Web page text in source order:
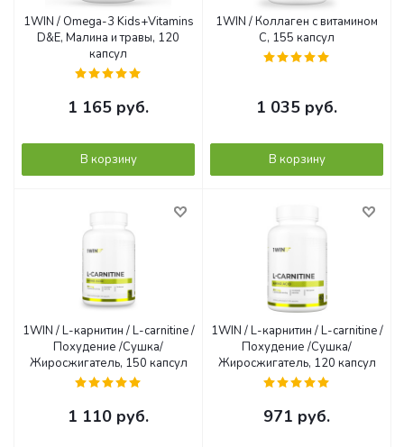
1WIN / Omega-3 Kids+Vitamins
D&E, Малина и травы, 120
капсул
1 165 руб.
В корзину
1WIN / Коллаген с витамином
С, 155 капсул
1 035 руб.
В корзину
1WIN / L-карнитин / L-carnitine /
Похудение /Сушка/
Жиросжигатель, 150 капсул
1 110 руб.
1WIN / L-карнитин / L-carnitine /
Похудение /Сушка/
Жиросжигатель, 120 капсул
971 руб.